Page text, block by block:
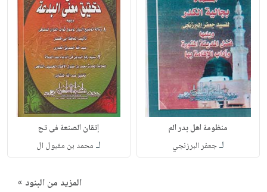
منظومة اهل بدر الم
لـجعفر البرزنجي
إتقان الصنعة فى تح
لـ محمد بن مقبول ال
المزيد من البنود »